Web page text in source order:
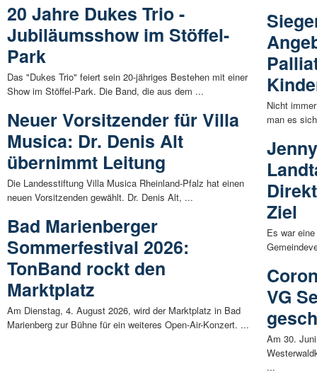
20 Jahre Dukes Trio -
Jubiläumsshow im Stöffel-
Park
Das "Dukes Trio" feiert sein 20-jähriges Bestehen mit einer
Show im Stöffel-Park. Die Band, die aus dem ...
Neuer Vorsitzender für Villa
Musica: Dr. Denis Alt
übernimmt Leitung
Die Landesstiftung Villa Musica Rheinland-Pfalz hat einen
neuen Vorsitzenden gewählt. Dr. Denis Alt, ...
Bad Marienberger
Sommerfestival 2026:
TonBand rockt den
Marktplatz
Am Dienstag, 4. August 2026, wird der Marktplatz in Bad
Marienberg zur Bühne für ein weiteres Open-Air-Konzert. ...
Nicht
man es
Ziel
Es war
VG
Am 30.
...